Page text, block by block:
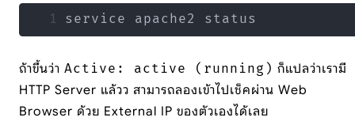
service apache2 status
ถ้าขึ้นว่า Active: active (running) ก็แปลว่าเรามี
HTTP Server แล้วว สามารถลองเข้าไปเช็คผ่าน Web
Browser ด้วย External IP ของตัวเองได้เลย